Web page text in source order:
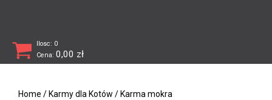
Ilosc: 0
Cena: 0,00 zł
Home / Karmy dla Kotów / Karma mokra